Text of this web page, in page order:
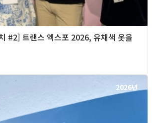
#2] 트랜스 엑스포 2026, 유채색 옷을
2026년